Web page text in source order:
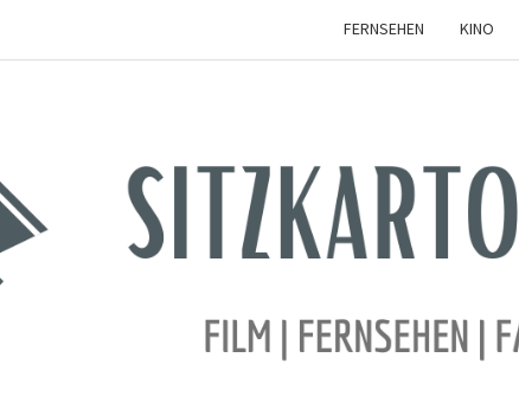
FERNSEHEN KINO